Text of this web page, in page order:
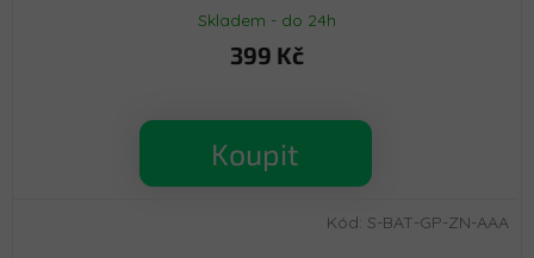
Skladem - do 24h
399 Kč
Koupit
Kód: S-BAT-GP-ZN-AAA